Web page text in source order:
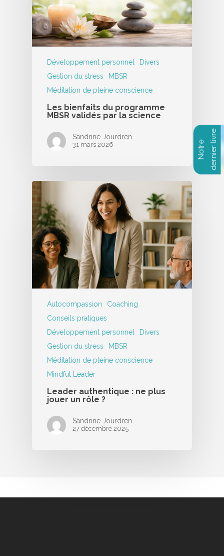
Développement personnel
Divers
Gestion du stress
MBSR
Méditation de pleine conscience
Les bienfaits du programme
MBSR validés par la science
Sandrine Jourdren
31 mars 2026
Autocompassion
Coaching
Conseils pratiques
Développement personnel
Divers
Gestion du stress
MBSR
Méditation de pleine conscience
Mindful Leader
Leader authentique : ne plus
jouer un rôle ?
Sandrine Jourdren
27 décembre 2025